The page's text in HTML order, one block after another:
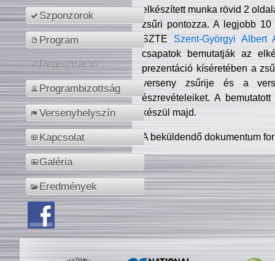
Szponzorok
Program
Regisztráció
Programbizottság
Versenyhelyszín
Kapcsolat
Galéria
Eredmények
elkészített munka rövid 2
zsűri pontozza. A legjobb
SZTE Szent-Györgyi Albert
csapatok bemutatják az
prezentáció kíséretében a
verseny zsűrije és a
észrevételeiket. A
készül majd.
A beküldendő dokumentum